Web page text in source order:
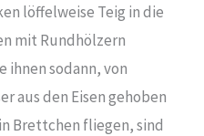
löffelweise Teig in die
mit Rundhölzern
ihnen sodann, von
aus den Eisen gehoben
Brettchen fliegen, sind